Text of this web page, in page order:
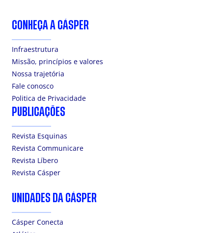
CONHEÇA A CÁSPER
Infraestrutura
Missão, princípios e valores
Nossa trajetória
Fale conosco
Politica de Privacidade
PUBLICAÇÕES
Revista Esquinas
Revista Communicare
Revista Líbero
Revista Cásper
UNIDADES DA CÁSPER
Cásper Conecta